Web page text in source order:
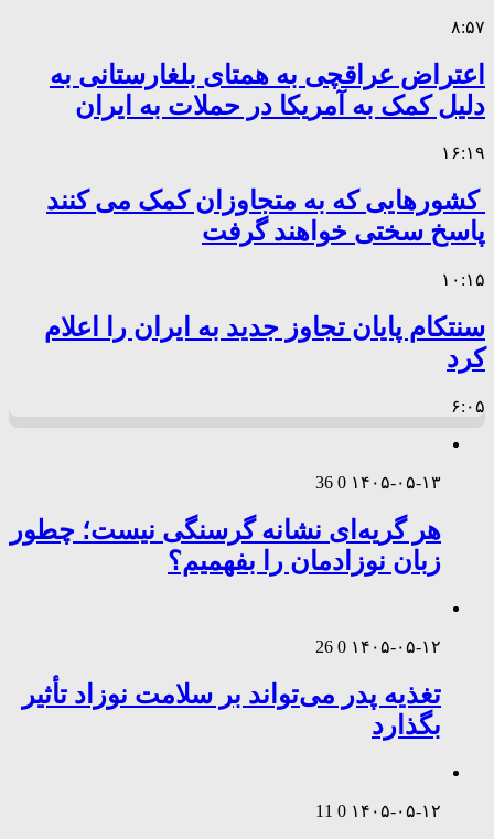
۸:۵۷
اعتراض عراقچی به همتای بلغارستانی به
دلیل کمک به آمریکا در حملات به ایران
۱۶:۱۹
کشورهایی که به متجاوزان کمک می کنند
پاسخ سختی خواهند گرفت
۱۰:۱۵
سنتکام پایان تجاوز جدید به ایران را اعلام
کرد
۶:۰۵
۱۴۰۵-۰۵-۱۳ 0
36
هر گریه‌ای نشانه گرسنگی نیست؛ چطور
زبان نوزادمان را بفهمیم؟
۱۴۰۵-۰۵-۱۲ 0
26
تغذیه پدر می‌تواند بر سلامت نوزاد تأثیر
بگذارد
۱۴۰۵-۰۵-۱۲ 0
11